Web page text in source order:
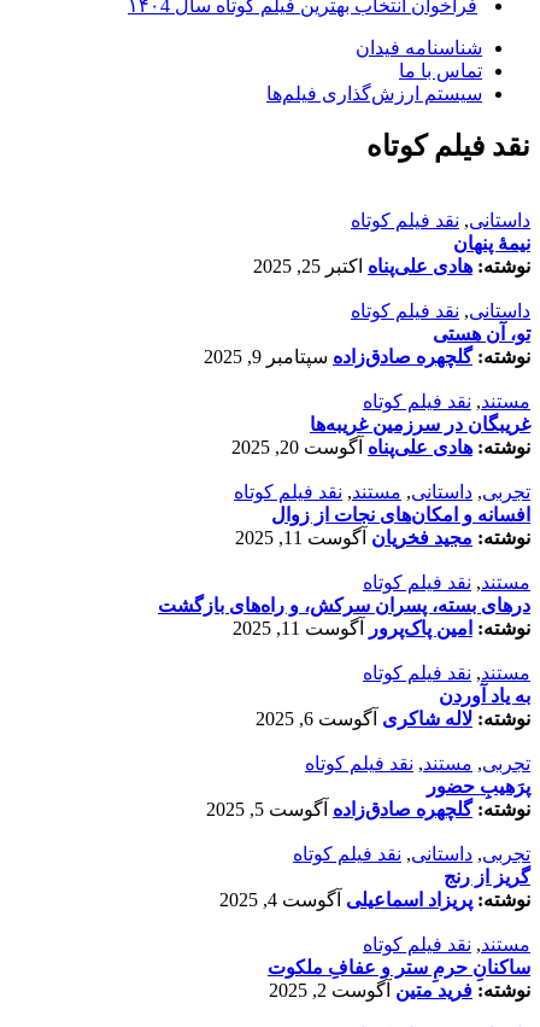
فراخوان انتخاب بهترین فیلم کوتاه سال ۱۴۰4
شناسنامه فیدان
تماس با ما
سیستم ارزش‌گذاری فیلم‌ها
نقد فیلم کوتاه
داستانی, نقد فیلم کوتاه
نیمۀ پنهان
نوشته: هادی علی‌پناه اکتبر 25, 2025
داستانی, نقد فیلم کوتاه
تو، آن هستی
نوشته:گلچهره صادق‌زاده سپتامبر 9, 2025
مستند, نقد فیلم کوتاه
غریبگان در سرزمین غریبه‌ها
نوشته: هادی علی‌پناه آگوست 20, 2025
تجربی, داستانی, مستند, نقد فیلم کوتاه
افسانه‌ و امکان‌های نجات از زوال
نوشته: مجید فخریان آگوست 11, 2025
مستند, نقد فیلم کوتاه
درهای بسته، پسران سرکش، و راه‌های بازگشت
نوشته: امین پاک‌پرور آگوست 11, 2025
مستند, نقد فیلم کوتاه
به یاد آوردن
نوشته: لاله شاکری آگوست 6, 2025
تجربی, مستند, نقد فیلم کوتاه
پرَهیب‌ِ حضور
نوشته:گلچهره صادق‌زاده آگوست 5, 2025
تجربی, داستانی, نقد فیلم کوتاه
گریز از رنج
نوشته: پریزاد اسماعیلی آگوست 4, 2025
مستند, نقد فیلم کوتاه
ساکنانِ حرمِ ستر و عفافِ ملکوت
نوشته: فرید متین آگوست 2, 2025